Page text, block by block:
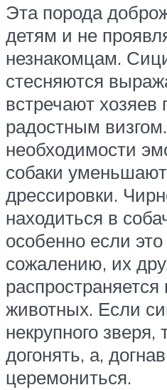
Эта порода
детям и не
незнакомцам.
стесняются
встречают
радостным
необходимости
собаки
дрессировки.
находиться в
особенно если
сожалению, их
животных. Если
некрупного зверя,
догонять, а,
церемониться.